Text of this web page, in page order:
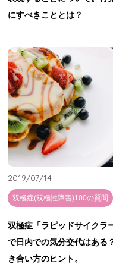
にすべきこととは？
2019/07/14
双極症(双極性障害)100の質問
双極症「ラピッドサイクラ
で日内での気分交代はある
き合い方のヒント。